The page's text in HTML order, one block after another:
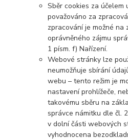
Sběr cookies za účelem
považováno za
zpracování je možné
oprávněného zájmu
1 písm. f) Nařízení.
Webové stránky lze
neumožňuje sbírání
webu – tento režim je
nastavení prohlížeče,
takovému sběru na
správce námitku dle čl.
v dolní části webových
vyhodnocena